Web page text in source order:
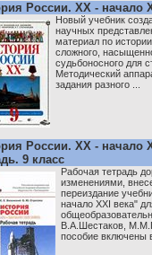
России. XX - начало
Новый учебник
научных
материал по
сложного,
судьбоносного для
Методический
задания разного ...
России. XX - начало
9 класс
Рабочая тетрадь
изменениями,
переиздание
начало XXI века"
В.А.Шестаков,
пособие включены